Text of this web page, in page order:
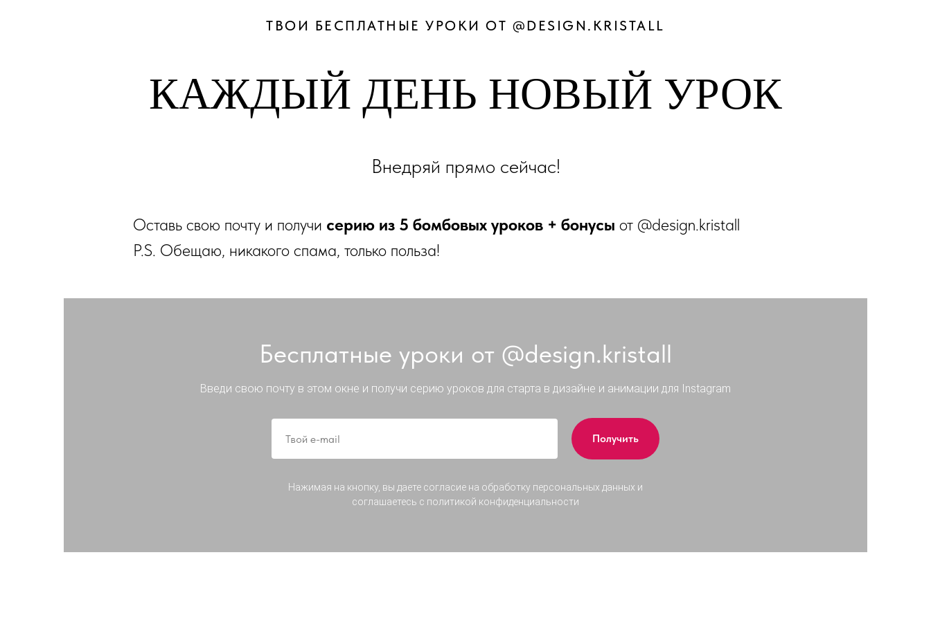
ТВОИ БЕСПЛАТНЫЕ УРОКИ ОТ @DESIGN.KRISTALL
КАЖДЫЙ ДЕНЬ НОВЫЙ УРОК
Внедряй прямо сейчас!
Оставь свою почту и получи серию из 5 бомбовых уроков + бонусы от @design.kristall
P.S. Обещаю, никакого спама, только польза!
Бесплатные уроки от @design.kristall
Введи свою почту в этом окне и получи серию уроков для старта в дизайне и анимации для Instagram
Получить
Нажимая на кнопку, вы даете согласие на обработку персональных данных и
соглашаетесь c политикой конфиденциальности